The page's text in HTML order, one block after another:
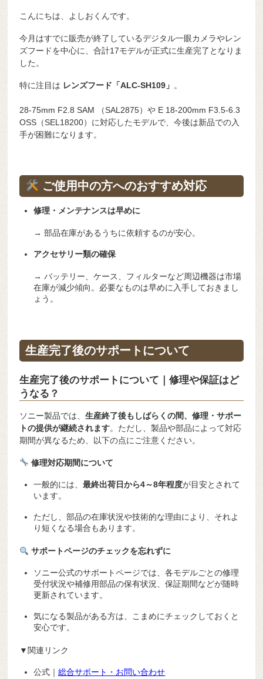
こんにちは、よしおくんです。
今月はすでに販売が終了しているデジタル一眼カメラやレン
ズフードを中心に、合計17モデルが正式に生産完了となりま
した。
特に注目は レンズフード「ALC-SH109」 。
28-75mm F2.8 SAM （SAL2875）や E 18-200mm F3.5-6.3
OSS（SEL18200）に対応したモデルで、今後は新品での入
手が困難になります。
ご使用中の方へのおすすめ対応
修理・メンテナンスは早めに
→ 部品在庫があるうちに依頼するのが安心。
アクセサリー類の確保
→ バッテリー、ケース、フィルターなど周辺機器は市場
在庫が減少傾向。必要なものは早めに入手しておきまし
ょう。
生産完了後のサポートについて
生産完了後のサポートについて｜修理や保証はど
うなる？
ソニー製品では、生産終了後もしばらくの間、修理・サポー
トの提供が継続されます。ただし、製品や部品によって対応
期間が異なるため、以下の点にご注意ください。
修理対応期間について
一般的には、最終出荷日から4～8年程度が目安とされて
います。
ただし、部品の在庫状況や技術的な理由により、それよ
り短くなる場合もあります。
サポートページのチェックを忘れずに
ソニー公式のサポートページでは、各モデルごとの修理
受付状況や補修用部品の保有状況、保証期間などが随時
更新されています。
気になる製品がある方は、こまめにチェックしておくと
安心です。
▼関連リンク
公式｜総合サポート・お問い合わせ